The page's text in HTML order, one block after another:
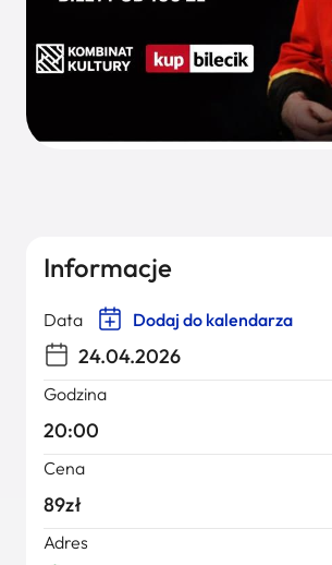
Informacje
Data Dodaj do kalendarza
24.04.2026
Godzina
20:00
Cena
89zł
Adres